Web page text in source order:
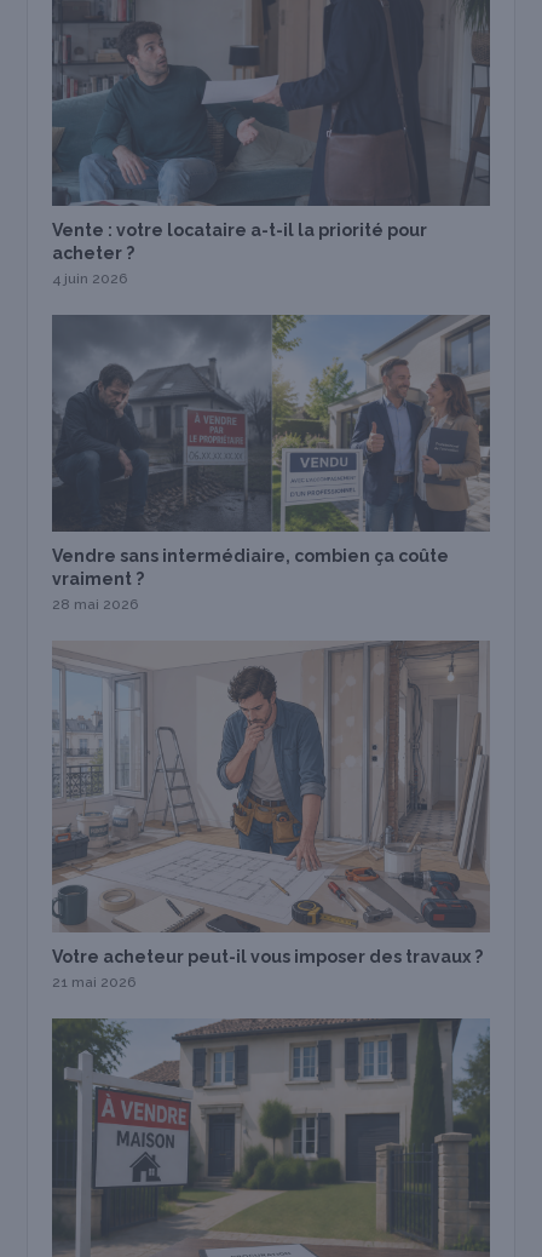
Vente : votre locataire a-t-il la priorité pour
acheter ?
4 juin 2026
Vendre sans intermédiaire, combien ça coûte
vraiment ?
28 mai 2026
Votre acheteur peut-il vous imposer des travaux ?
21 mai 2026